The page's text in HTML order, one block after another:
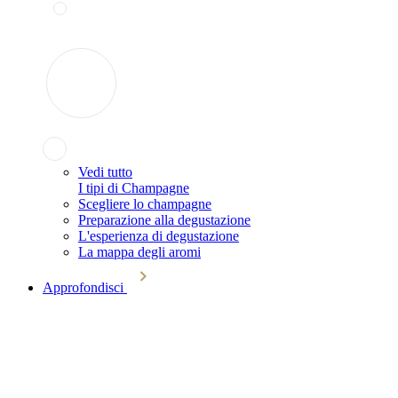
Vedi tutto
I tipi di Champagne
Scegliere lo champagne
Preparazione alla degustazione
L'esperienza di degustazione
La mappa degli aromi
Approfondisci